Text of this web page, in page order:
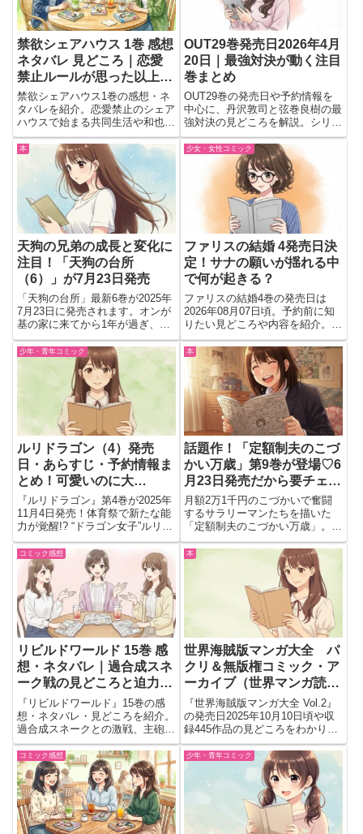
禁欲シェアハウス 1巻 感想
ネタバレ 見どころ｜恋愛
禁止ルールが思った以上に
落ち着かない
禁欲シェアハウス1巻の感想・ネ
タバレを紹介。恋愛禁止のシェア
ハウスで始まる共同生活や和也と
住人たちの掛け合い、読後に気に
なった見どころをまとめました。
OUT29巻発売日2026年4月
20日｜最強対決が動く注目
巻まとめ
OUT29巻の発売日や予約情報を
中心に、丹沢敦司と弦巻良樹の最
強対決の見どころを解説。シリー
ズの流れや読むべきか判断できる
ポイントも紹介。
本
天狗の兄弟の成長と変化に
注目！「天狗の台所
（6）」が7月23日発売
「天狗の台所」最新6巻が2025年
7月23日に発売されます。オンが
基の家に来てから1年が過ぎ、14
歳の隠遁生活が終わった今、兄弟
の暮らしや選択に変化の兆しが。
京都の天狗・愛宕兄弟の存在や、
オンが自分の「天狗」について考
える姿が描かれているの...
少女・女性コミック
ファリスの結婚 4発売日決
定！サナの願いが揺れる中
で何が起きる？
ファリスの結婚4巻の発売日は
2026年08月07日頃。予約前に知
りたい見どころや内容を紹介。サ
ナが後継問題と自身の願いの間で
揺れる展開が気になる一冊。読む
価値を判断したい人向けにチェッ
ク。
少年・青年コミック
ルリドラゴン（4）発売
日・あらすじ・予約情報ま
とめ！可愛いのに大
変！？“ドラゴン女子”の青
春が加速する！
『ルリドラゴン』第4巻が2025年
11月4日発売！体育祭で新たな能
力が覚醒!? “ドラゴン女子”ルリの
等身大青春ストーリーの見どころ
と発売情報を紹介。
本
話題作！「定額制夫のこづ
かい万歳」第9巻が登場♡6
月23日発売だから要チェッ
ク！
月額2万1千円のこづかいで奮闘
するサラリーマンたちを描いた
「定額制夫のこづかい万歳」。そ
の最新9巻が2025年6月23日に発
売されるよ！テレビや雑誌でもた
びたび取り上げられてきた大人気
シリーズで、今回もバラエティ豊
かなエピソードが満載。気に...
コミック感想
リビルドワールド 15巻 感
想・ネタバレ｜過合成スネ
ーク戦の見どころと迫力バ
トル展開を解説
『リビルドワールド』15巻の感
想・ネタバレ・見どころを紹介。
過合成スネークとの激戦、主砲直
撃の衝撃展開、アキラやリリーの
連携など迫力バトルの魅力を詳し
く解説します。
本
世界海賊版マンガ大全 パ
クリ＆無版権コミック・ア
ーカイブ（世界マンガ読本
Vol.2）発売情報と魅力ま
とめ
『世界海賊版マンガ大全 Vol.2』
の発売日2025年10月10日頃や収
録445作品の見どころをわかりや
すく解説。A4オールカラーの魅
力、予約情報もチェック。
コミック感想 少年・青年コミック